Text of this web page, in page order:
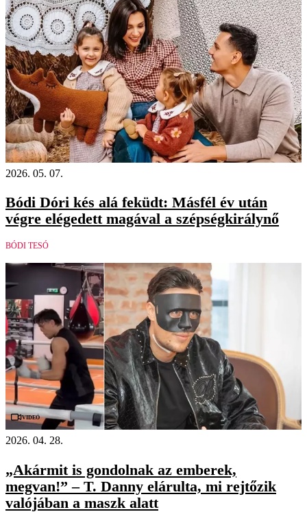
2026. 05. 07.
Bódi Dóri kés alá feküdt: Másfél év után
végre elégedett magával a szépségkirálynő
BÓDI TESÓ
Videó
2026. 04. 28.
„Akármit is gondolnak az emberek,
megvan!” – T. Danny elárulta, mi rejtőzik
valójában a maszk alatt